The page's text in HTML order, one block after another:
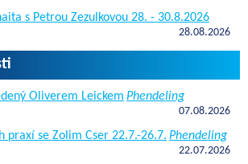
s Petrou Zezulkovou 28. - 30.8.2026
28.08.2026
Oliverem Leickem Phendeling
07.08.2026
praxí se Zolim Cser 22.7.-26.7. Phendeling
22.07.2026